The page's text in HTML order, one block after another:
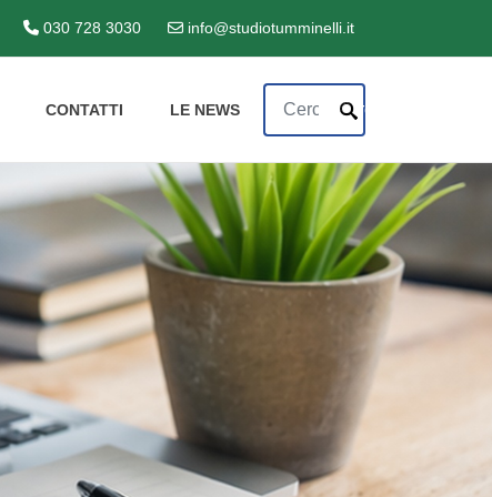
030 728 3030 info@studiotumminelli.it
CONTATTI LE NEWS
Cerca
Cerca